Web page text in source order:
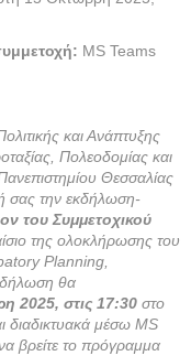
MS Teams
και Ανάπτυξης
Πολεοδομίας και
Θεσσαλίας
σας την εκδήλωση-
του Συμμετοχικού
της ολοκλήρωσης του
Planning
θα
2025, στις 17:30 στο
μέσω MS
βρείτε το πρόγραμμα